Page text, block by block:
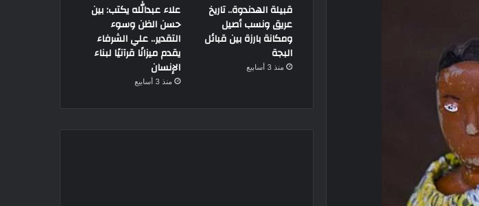
قبيلة الهدندوة.. تاريخ
عريق ونسب أصيل
ومكانة بارزة بين قبائل
البجة
منذ 3 أسابيع
علاء عبدالله يكتب: بين
حسن الظن وسوء
التقدير.. علي الشرفاء
يقدم ميزانًا قرآنيًا لبناء
الإنسان
منذ 3 أسابيع